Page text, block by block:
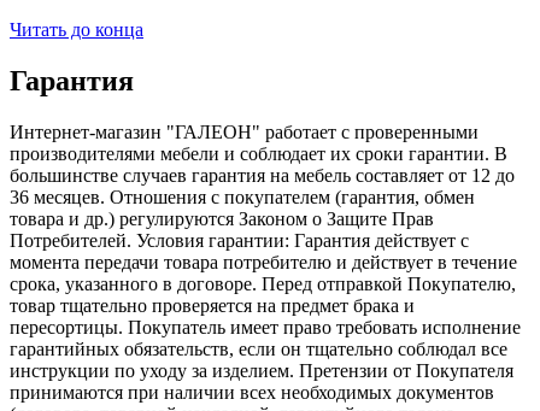
Читать до конца
Гарантия
Интернет-магазин "ГАЛЕОН" работает с проверенными
производителями мебели и соблюдает их сроки гарантии. В
большинстве случаев гарантия на мебель составляет от 12 до
36 месяцев. Отношения с покупателем (гарантия, обмен
товара и др.) регулируются Законом о Защите Прав
Потребителей. Условия гарантии: Гарантия действует с
момента передачи товара потребителю и действует в течение
срока, указанного в договоре. Перед отправкой Покупателю,
товар тщательно проверяется на предмет брака и
пересортицы. Покупатель имеет право требовать исполнение
гарантийных обязательств, если он тщательно соблюдал все
инструкции по уходу за изделием. Претензии от Покупателя
принимаются при наличии всех необходимых документов